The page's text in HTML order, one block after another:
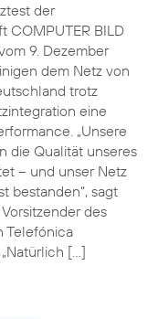
der
COMPUTER BILD
9. Dezember
dem Netz von
trotz
eine
„Unsere
die Qualität unseres
– und unser Netz
bestanden“, sagt
des
Telefónica
[…]